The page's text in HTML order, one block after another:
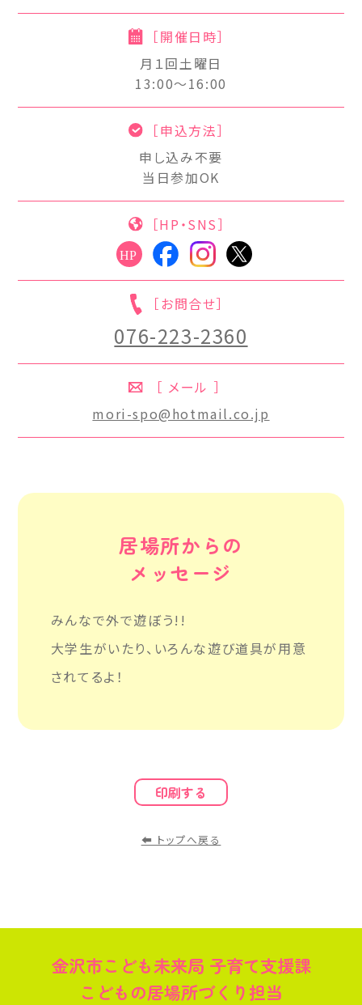
［開催日時］
月１回土曜日
13:00～16:00
［申込方法］
申し込み不要
当日参加OK
［HP・SNS］
［お問合せ］
076-223-2360
［ メール ］
mori-spo@hotmail.co.jp
居場所からの
メッセージ
みんなで外で遊ぼう!!
大学生がいたり、いろんな遊び道具が用意
されてるよ！
印刷する
⬅︎ トップへ戻る
金沢市こども未来局 子育て支援課
こどもの居場所づくり担当